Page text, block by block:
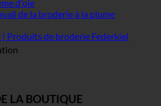
d'oie
de la broderie à la plume
Produits de broderie Federkiel
LA BOUTIQUE